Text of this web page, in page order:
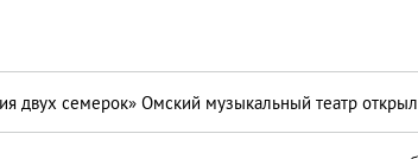
двух семерок» Омский музыкальный театр